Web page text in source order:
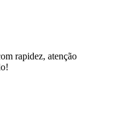
rapidez, atenção